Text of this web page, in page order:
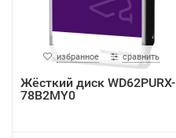
избранное сравнить
Жёсткий диск WD62PURX-
78B2MY0